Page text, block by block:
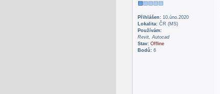
Přihlášen:10.úno.2020
Lokalita:ČR (MS)
Používám:
Revit, Autocad
Stav: Offline
Bodů:6